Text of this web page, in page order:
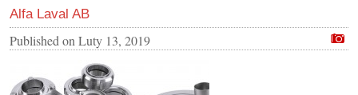
Alfa Laval AB
Published on Luty 13, 2019